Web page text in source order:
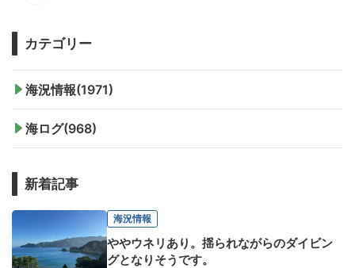
カテゴリー
海況情報(1971)
海ログ(968)
新着記事
海況情報
ややウネリあり。揺られながらのダイビン
グとなりそうです。